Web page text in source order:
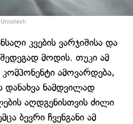
კვების ვარჯიშისა და
მოდის. თუკი ამ
ამოვარდება,
დანახვა ნამდვილად
აღდგენისთვის ძილი
ბევრი ჩვენგანი ამ